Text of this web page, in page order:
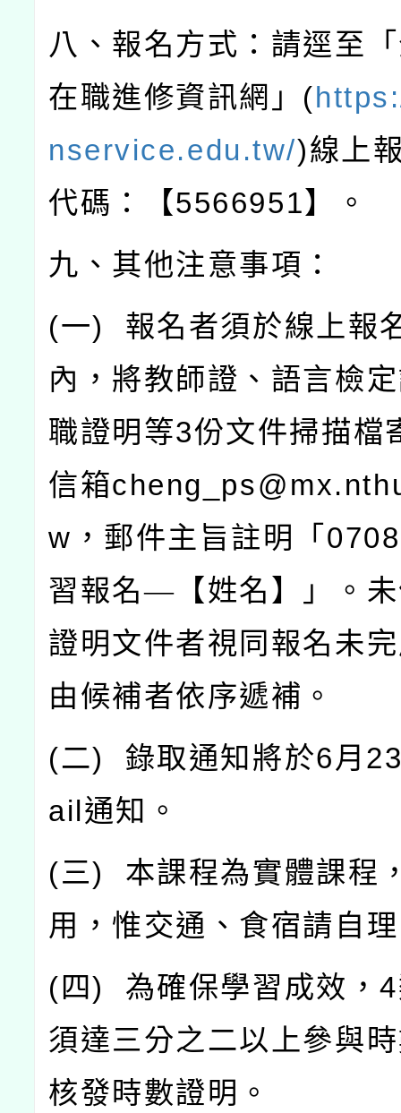
八、報名方式：請逕至
在職進修資訊網」 (
nservice.edu.tw/)線上
代碼：【5566951】。
九、其他注意事項：
(一) 報名者須於線上報
內，將教師證、語言檢
職證明等3份文件掃描檔
信箱
w ，郵件主旨註明「
習報名—【姓名】」。
證明文件者視同報名未
由候補者依序遞補。
(二) 錄取通知將於6月
ail通知。
(三) 本課程為實體課程
用，惟交通、食宿請自
( 四) 為確保學習成效，4
須達三分之二以上參與
核發時數證明。